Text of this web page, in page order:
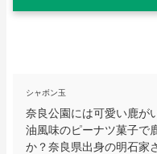
シャボン玉
奈良公園には可愛い鹿が
油風味のピーナツ菓子で
か？奈良県出身の明石家